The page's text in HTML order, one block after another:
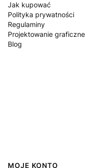
Jak kupować
Polityka prywatności
Regulaminy
Projektowanie graficzne
Blog
MOJE KONTO